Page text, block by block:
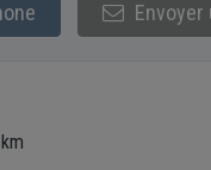
Envoyer